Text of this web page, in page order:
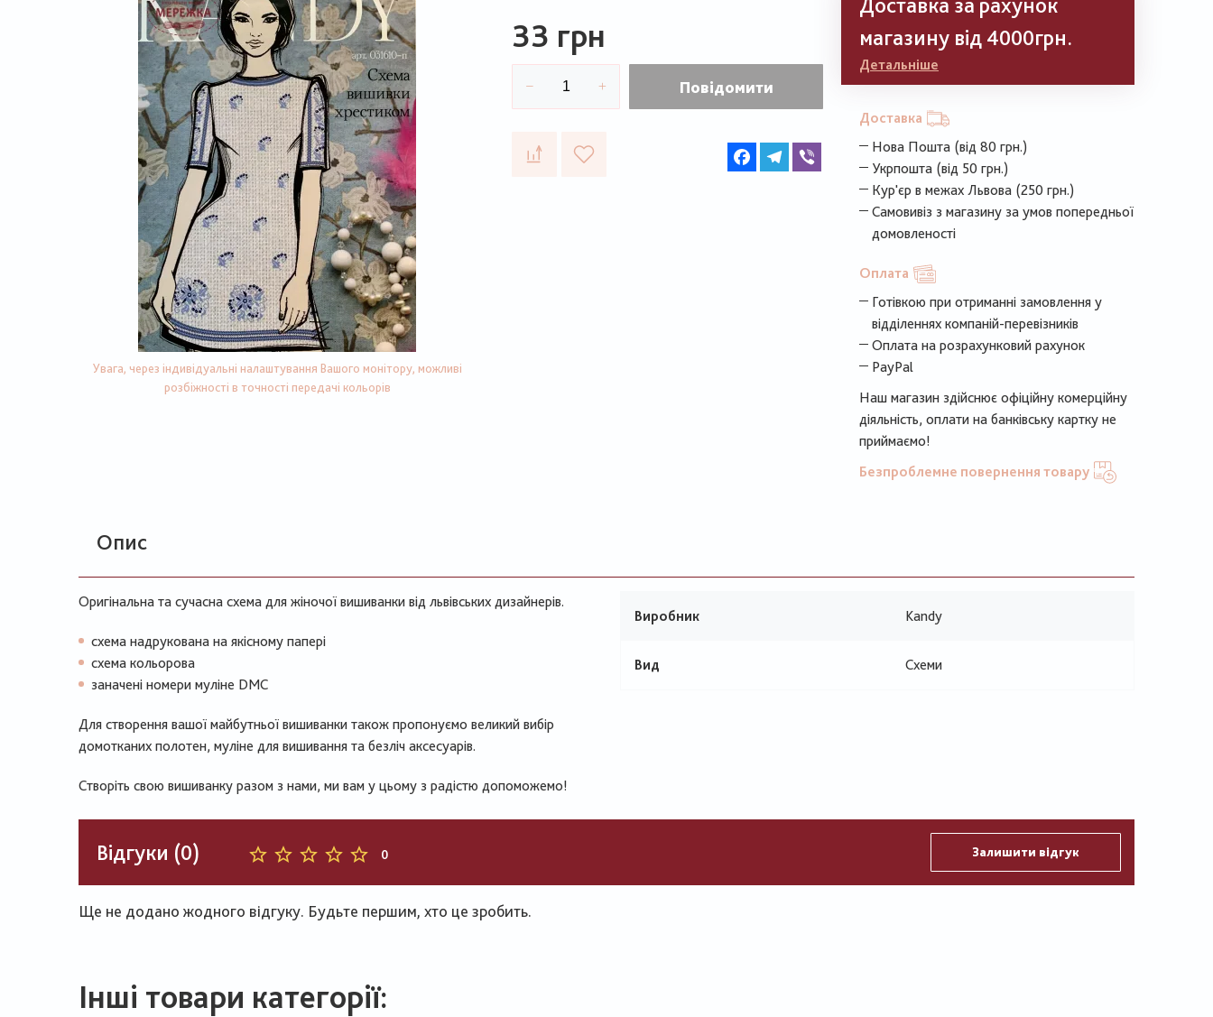
Увага, через індивідуальні налаштування Вашого монітору, можливі
розбіжності в точності передачі кольорів
33 грн
Повідомити
FacebookTelegram
магазину від 4000грн.
Детальніше
Доставка
Нова Пошта (від 80 грн.)
Укрпошта (від 50 грн.)
Кур'єр в межах Львова (250 грн.)
Самовивіз з магазину за умов попередньої
домовленості
Оплата
Готівкою при отриманні замовлення у
відділеннях компаній-перевізників
Оплата на розрахунковий рахунок
PayPal
Наш магазин здійснює офіційну комерційну
діяльність, оплати на банківську картку не
приймаємо!
Безпроблемне повернення товару
Опис
Оригінальна та сучасна схема для жіночої вишиванки від львівських дизайнерів.
схема надрукована на якісному папері
схема кольорова
заначені номери муліне DMC
Для створення вашої майбутньої вишиванки також пропонуємо великий вибір
домотканих полотен, муліне для вишивання та безліч аксесуарів.
Створіть свою вишиванку разом з нами, ми вам у цьому з радістю допоможемо!
Виробник Kandy
Вид Схеми
Відгуки (0) 0 Залишити відгук
Ще не додано жодного відгуку. Будьте першим, хто це зробить.
Інші товари категорії: